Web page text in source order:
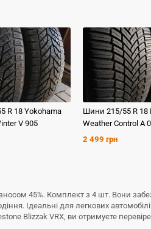
R 18 Yokohama
V 905
Шини 215/55 R 18
Weather Control A
2 499 грн
45%. Комплект з 4 шт. Вони
Ідеальні для легкових
Blizzak VRX, ви отримуєте